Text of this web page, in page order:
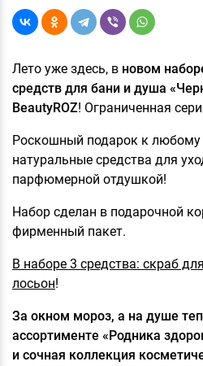
Лето уже здесь, в новом
средств для бани и душа
BeautyROZ! Ограниченная
Роскошный подарок к любому
натуральные средства для
парфюмерной отдушкой!
Набор сделан в подарочной
фирменный пакет.
В наборе 3 средства: скраб
лосьон!
За окном мороз, а на душе
ассортименте «Родника
и сочная коллекция